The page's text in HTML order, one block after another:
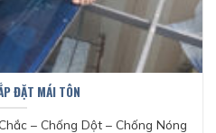
ĐẶT MÁI TÔN
– Chống Dột – Chống Nóng